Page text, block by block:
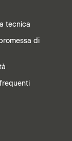
tecnica
di